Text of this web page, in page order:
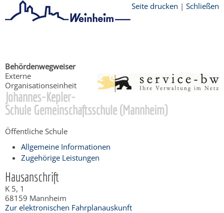
Seite drucken | Schließen
Behördenwegweiser
Externe
Organisationseinheit
Johannes-Kepler-
Schule Gemeinschaftsschule (Mannheim)
Öffentliche Schule
Allgemeine Informationen
Zugehörige Leistungen
Hausanschrift
K 5, 1
68159 Mannheim
Zur elektronischen Fahrplanauskunft